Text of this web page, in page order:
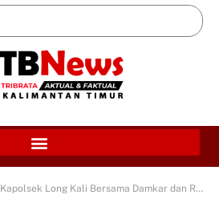
Kapolsek Long Kali Bersama Damkar dan Relawan Sigap Atasi Percikan Api di Dusun Sekiet